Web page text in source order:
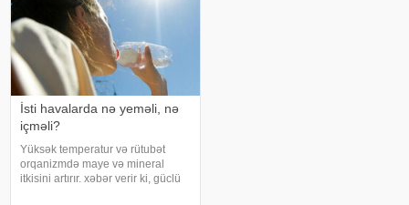
İsti havalarda nə yeməli, nə
içməli?
Yüksək temperatur və rütubət
orqanizmdə maye və mineral
itkisini artırır. xəbər verir ki, güclü